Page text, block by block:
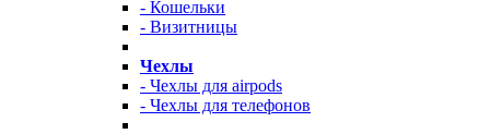
- Кошельки
- Визитницы
Чехлы
- Чехлы для airpods
- Чехлы для телефонов